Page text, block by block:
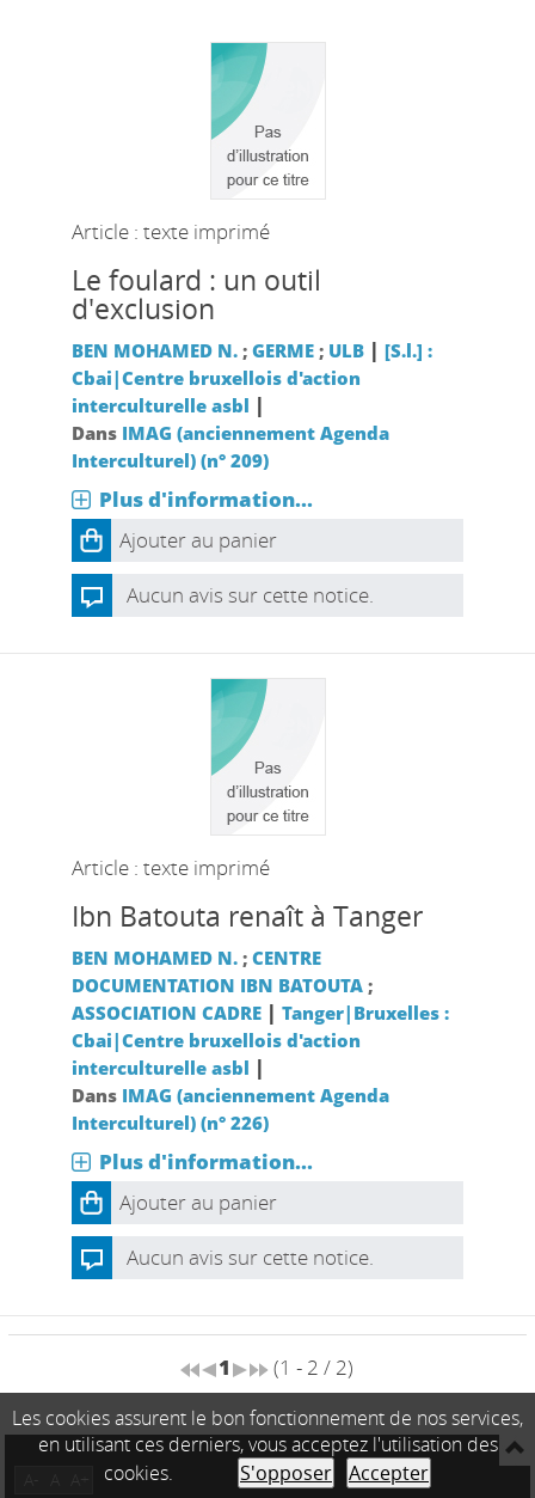
Article : texte imprimé
Le foulard : un outil
d'exclusion
BEN MOHAMED N.; GERME; ULB | [S.l.] :
Cbai|Centre bruxellois d'action
interculturelle asbl |
Dans IMAG (anciennement Agenda
Interculturel) (n° 209)
Plus d'information...
Ajouter au panier
Aucun avis sur cette notice.
Article : texte imprimé
Ibn Batouta renaît à Tanger
BEN MOHAMED N.; CENTRE
DOCUMENTATION IBN BATOUTA;
ASSOCIATION CADRE | Tanger|Bruxelles :
Cbai|Centre bruxellois d'action
interculturelle asbl |
Dans IMAG (anciennement Agenda
Interculturel) (n° 226)
Plus d'information...
Ajouter au panier
Aucun avis sur cette notice.
1 (1 - 2 / 2)
Les cookies assurent le bon fonctionnement de nos services,
en utilisant ces derniers, vous acceptez l'utilisation des
cookies.
S'opposer Accepter